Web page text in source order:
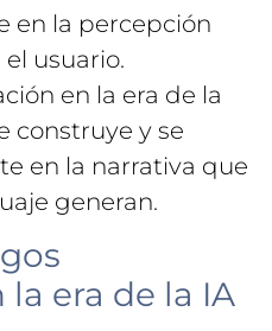
en la percepción
usuario.
en la era de la
construye y se
en la narrativa que
generan.
era de la IA